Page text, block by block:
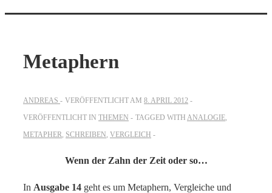
Metaphern
ANDREAS VERÖFFENTLICHT AM 8. APRIL 2012
VERÖFFENTLICHT IN THEMEN TAGGED WITH ANALOGIE
METAPHER SCHREIBEN VERGLEICH
Wenn der Zahn der Zeit oder so…
In Ausgabe 14 geht es um Metaphern, Vergleiche und